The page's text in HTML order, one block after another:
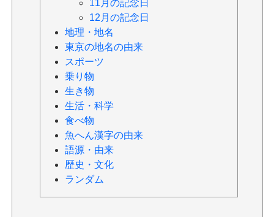
11月の記念日
12月の記念日
地理・地名
東京の地名の由来
スポーツ
乗り物
生き物
生活・科学
食べ物
魚へん漢字の由来
語源・由来
歴史・文化
ランダム